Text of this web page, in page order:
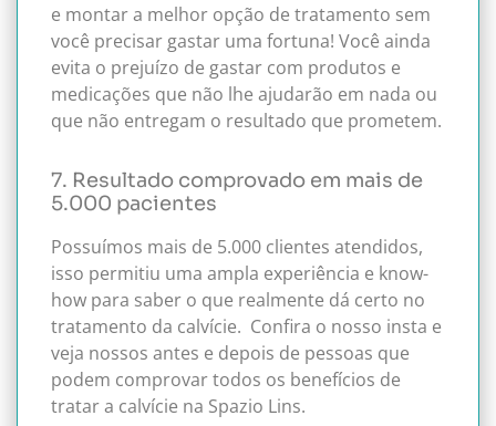
e montar a melhor opção de tratamento sem
você precisar gastar uma fortuna! Você ainda
evita o prejuízo de gastar com produtos e
medicações que não lhe ajudarão em nada ou
que não entregam o resultado que prometem.
7. Resultado comprovado em mais de
5.000 pacientes
Possuímos mais de 5.000 clientes atendidos,
isso permitiu uma ampla experiência e know-
how para saber o que realmente dá certo no
tratamento da calvície. Confira o nosso insta e
veja nossos antes e depois de pessoas que
podem comprovar todos os benefícios de
tratar a calvície na Spazio Lins.